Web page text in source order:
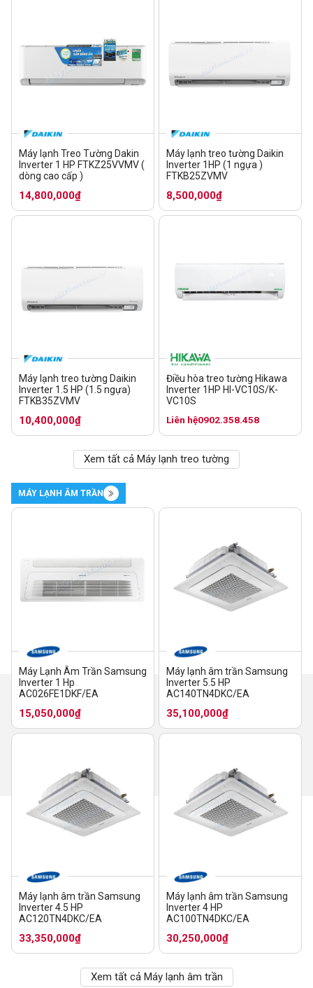
Máy lạnh Treo Tường Dakin
Inverter 1 HP FTKZ25VVMV (
dòng cao cấp )
14,800,000₫
Máy lạnh treo tường Daikin
Inverter 1HP (1 ngựa )
FTKB25ZVMV
8,500,000₫
Máy lạnh treo tường Daikin
Inverter 1.5 HP (1.5 ngựa)
FTKB35ZVMV
10,400,000₫
Điều hòa treo tường Hikawa
Inverter 1HP HI-VC10S/K-
VC10S
Liên hệ0902.358.458
Xem tất cả Máy lạnh treo tường
MÁY LẠNH ÂM TRẦN
Máy Lạnh Âm Trần Samsung
Inverter 1 Hp
AC026FE1DKF/EA
15,050,000₫
Máy lạnh âm trần Samsung
Inverter 5.5 HP
AC140TN4DKC/EA
35,100,000₫
Máy lạnh âm trần Samsung
Inverter 4.5 HP
AC120TN4DKC/EA
33,350,000₫
Máy lạnh âm trần Samsung
Inverter 4 HP
AC100TN4DKC/EA
30,250,000₫
Xem tất cả Máy lạnh âm trần